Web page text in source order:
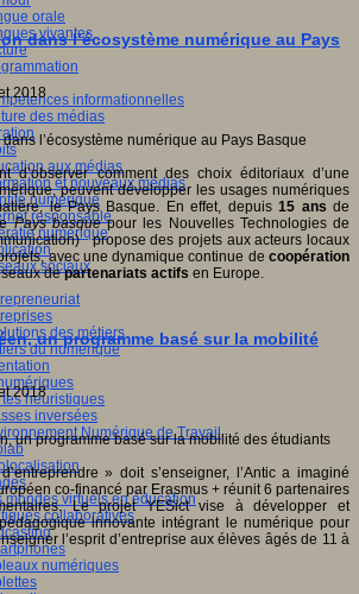
orale
vivantes
informationnelles
des médias
aux médias
et nouveaux médias
numérique
responsable
numérique
sociaux
des métiers
du numérique
heuristiques
inversées
Numérique de Travail
mondes virtuels en éducation
collaboratives
numériques
dans l’écosystème numérique au Pays
2018
d’observer comment des choix éditoriaux d’une
peuvent développer les usages numériques
le Pays Basque. En effet, depuis15 ans de
Pays basquepour les Nouvelles Technologies de
propose des projets aux acteurs locaux
avec une dynamique continue de coopération
departenariats actifs en Europe.
un programme basé sur la mobilité
2018
» doit s’enseigner, l’Antic a imaginé
co-financé par Erasmus + réunit 6 partenaires
Le projet YESict vise à développer et
innovante intégrant le numérique pour
l’esprit d’entreprise aux élèves âgés de 11 à